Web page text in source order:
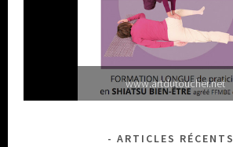
www.artdutoucher.net
ARTICLES RÉCENTS